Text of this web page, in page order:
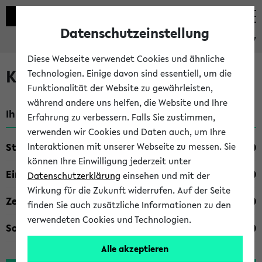
eKVV
Kombisuche im eKVV
Ihre Suchkriterien:
Studienfach
Einrichtung
Zeiten
Sonstiges
Datenschutzeinstellung
Diese Webseite verwendet Cookies und ähnliche
Technologien. Einige davon sind essentiell, um die
Funktionalität der Website zu gewährleisten,
während andere uns helfen, die Website und Ihre
Erfahrung zu verbessern. Falls Sie zustimmen,
verwenden wir Cookies und Daten auch, um Ihre
Interaktionen mit unserer Webseite zu messen. Sie
können Ihre Einwilligung jederzeit unter
Datenschutzerklärung einsehen und mit der
Wirkung für die Zukunft widerrufen. Auf der Seite
finden Sie auch zusätzliche Informationen zu den
verwendeten Cookies und Technologien.
Alle akzeptieren